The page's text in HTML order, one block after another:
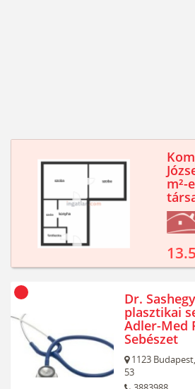
m²-
Dr.
plasztikai
Adler-Med
Sebészet
1123 Budapest,
53